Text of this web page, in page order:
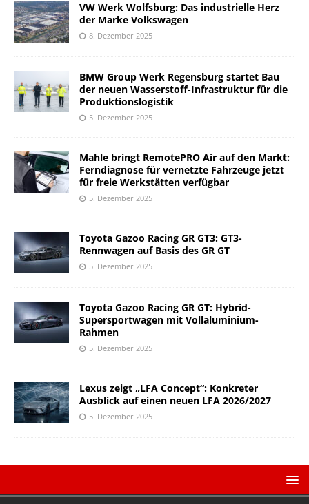
VW Werk Wolfsburg: Das industrielle Herz
der Marke Volkswagen
8. Dezember 2025
BMW Group Werk Regensburg startet Bau
der neuen Wasserstoff-Infrastruktur für die
Produktionslogistik
5. Dezember 2025
Mahle bringt RemotePRO Air auf den Markt:
Ferndiagnose für vernetzte Fahrzeuge jetzt
für freie Werkstätten verfügbar
5. Dezember 2025
Toyota Gazoo Racing GR GT3: GT3-
Rennwagen auf Basis des GR GT
5. Dezember 2025
Toyota Gazoo Racing GR GT: Hybrid-
Supersportwagen mit Vollaluminium-
Rahmen
5. Dezember 2025
Lexus zeigt „LFA Concept“: Konkreter
Ausblick auf einen neuen LFA 2026/2027
5. Dezember 2025